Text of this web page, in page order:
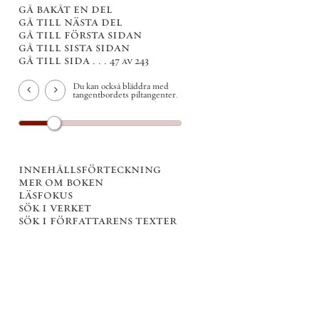
gå bakåt en del
gå till nästa del
gå till första sidan
gå till sista sidan
gå till sida . . . 47 av 243
Du kan också bläddra med
tangentbordets piltangenter.
innehållsförteckning
mer om boken
läsfokus
sök i verket
sök i författarens texter